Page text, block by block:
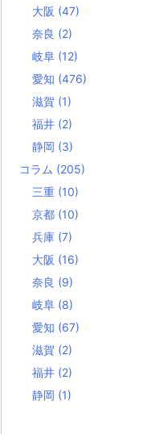
大阪 (47)
奈良 (2)
岐阜 (12)
愛知 (476)
滋賀 (1)
福井 (2)
静岡 (3)
コラム (205)
三重 (10)
京都 (10)
兵庫 (7)
大阪 (16)
奈良 (9)
岐阜 (8)
愛知 (67)
滋賀 (2)
福井 (2)
静岡 (1)